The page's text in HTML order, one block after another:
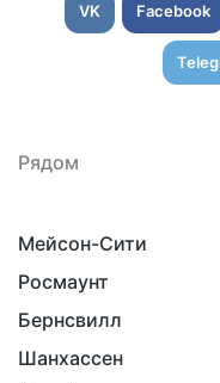
VK Facebook
Рядом
Мейсон-Сити
Росмаунт
Бернсвилл
Шанхассен